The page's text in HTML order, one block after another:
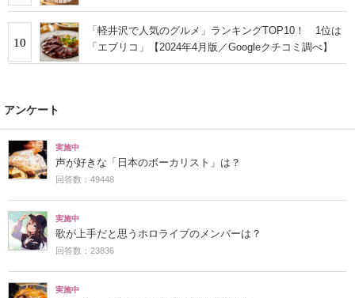
10
「軽井沢で人気のグルメ」ランキングTOP10！ 1位は
「エブリコ」【2024年4月版／Googleクチコミ調べ】
アンケート
実施中
声が好きな「日本のボーカリスト」は？
回答数：49448
実施中
歌が上手だと思うホロライブのメンバーは？
回答数：23836
実施中